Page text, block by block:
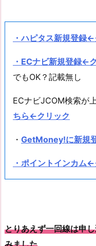
・ハピタス新規登録←
・ECナビ新規登録←
でもOK？記載無し
ECナビJCOM検索が
ちら←クリック
・ GetMoney!に新規
・ポイントインカム
とりあえず一回線は申
みました